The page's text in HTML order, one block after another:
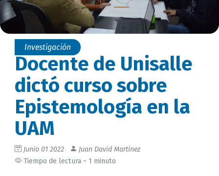
Investigación
Docente de Unisalle
dictó curso sobre
Epistemología en la
UAM
Junio 01 2022
Juan David Martinez
Tiempo de lectura ~ 1 minuto